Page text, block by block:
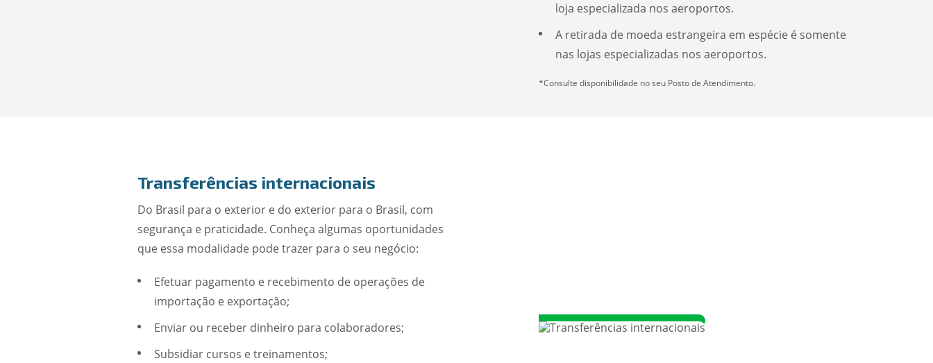
loja especializada nos aeroportos.
A retirada de moeda estrangeira em espécie é somente
nas lojas especializadas nos aeroportos.
*Consulte disponibilidade no seu Posto de Atendimento.
Transferências internacionais
Do Brasil para o exterior e do exterior para o Brasil, com
segurança e praticidade. Conheça algumas oportunidades
que essa modalidade pode trazer para o seu negócio:
Efetuar pagamento e recebimento de operações de
importação e exportação;
Enviar ou receber dinheiro para colaboradores;
Subsidiar cursos e treinamentos;